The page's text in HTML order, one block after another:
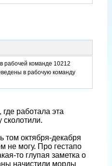
рабочей команде 10212
в рабочую команду
работала эта
сколотили.
том октября-декабря
не могу. Про гестапо
то глупая заметка о
начистили морды